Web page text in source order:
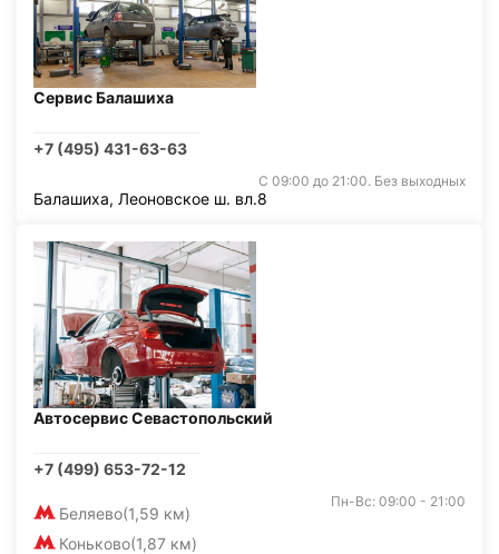
Сервис Балашиха
+7 (495) 431-63-63
С 09:00 до 21:00. Без выходных
Балашиха, Леоновское ш. вл.8
Автосервис Севастопольский
+7 (499) 653-72-12
Беляево(1,59 км)
Коньково(1,87 км)
Пн-Вс: 09:00 - 21:00